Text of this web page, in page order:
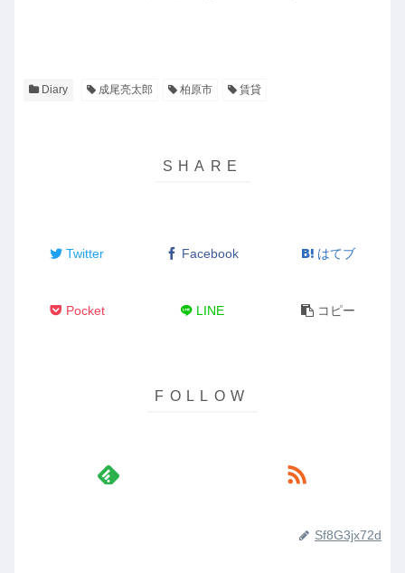
Diary 成尾亮太郎 柏原市 賃貸
Twitter Facebook はてブ
Pocket LINE コピー
Sf8G3jx72d